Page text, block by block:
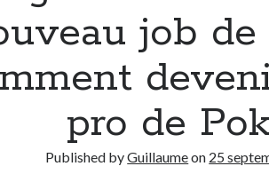
job
pro de
Published byGuillaumeon 25